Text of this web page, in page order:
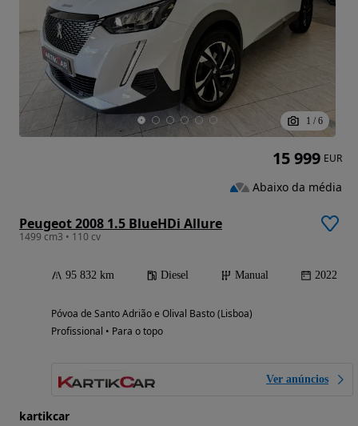
1 / 6
Peugeot 2008 1.5 BlueHDi Allure
1499 cm3 • 110 cv
95 832 km Diesel Manual 2022
Póvoa de Santo Adrião e Olival Basto (Lisboa)
Profissional • Para o topo
Ver anúncios
kartikcar
15 999 EUR
Abaixo da média